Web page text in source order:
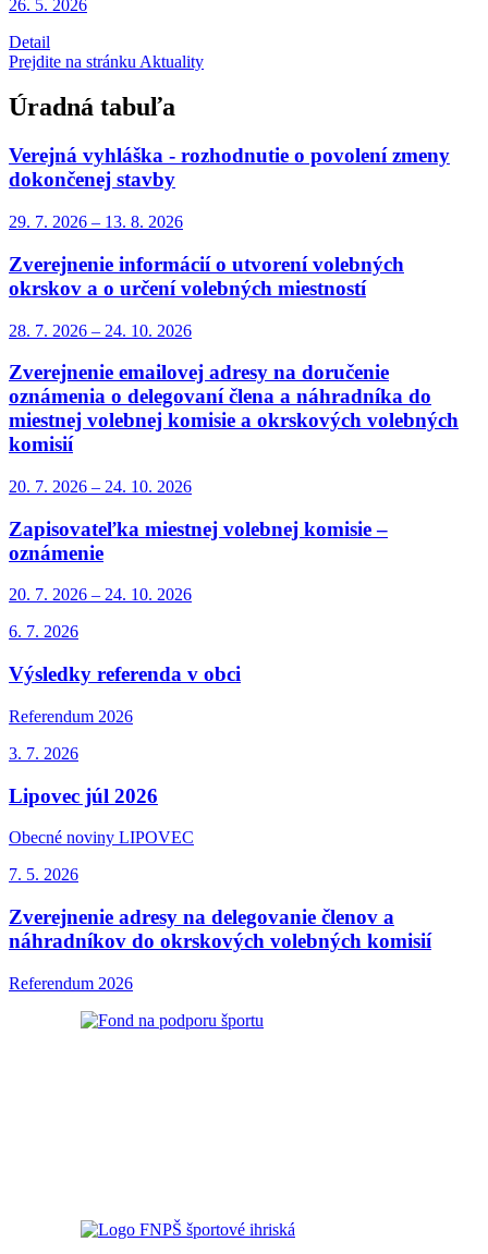
26. 5. 2026
Detail
Prejdite na stránku Aktuality
Úradná tabuľa
Verejná vyhláška - rozhodnutie o povolení zmeny
dokončenej stavby
29. 7. 2026 – 13. 8. 2026
Zverejnenie informácií o utvorení volebných
okrskov a o určení volebných miestností
28. 7. 2026 – 24. 10. 2026
Zverejnenie emailovej adresy na doručenie
oznámenia o delegovaní člena a náhradníka do
miestnej volebnej komisie a okrskových volebných
komisií
20. 7. 2026 – 24. 10. 2026
Zapisovateľka miestnej volebnej komisie –
oznámenie
20. 7. 2026 – 24. 10. 2026
6. 7. 2026
Výsledky referenda v obci
Referendum 2026
3. 7. 2026
Lipovec júl 2026
Obecné noviny LIPOVEC
7. 5. 2026
Zverejnenie adresy na delegovanie členov a
náhradníkov do okrskových volebných komisií
Referendum 2026